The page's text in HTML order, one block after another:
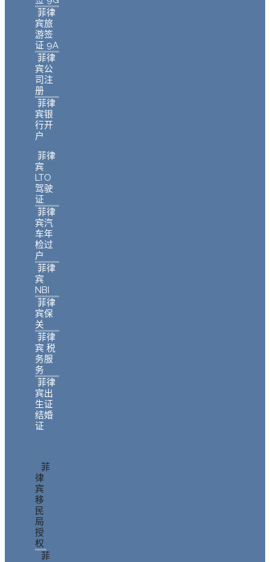
菲律
宾旅
游签
证 9A
菲律
宾公
司注
册
菲律
宾银
行开
户
菲律
宾
LTO
驾驶
证
菲律
宾汽
车年
检过
户
菲律
宾
NBI
菲律
宾保
关
菲律
宾 税
务服
务
菲律
宾出
生证
结婚
证
菲
律
宾
移
民
局
授
权
菲